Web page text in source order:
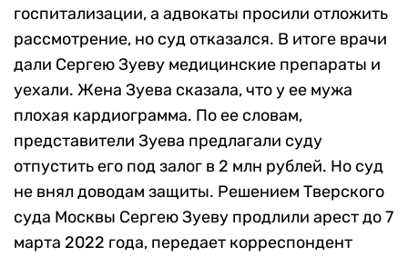
госпитализации, а адвокаты просили отложить
рассмотрение, но суд отказался. В итоге врачи
дали Сергею Зуеву медицинские препараты и
уехали. Жена Зуева сказала, что у ее мужа
плохая кардиограмма. По ее словам,
представители Зуева предлагали суду
отпустить его под залог в 2 млн рублей. Но суд
не внял доводам защиты. Решением Тверского
суда Москвы Сергею Зуеву продлили арест до 7
марта 2022 года, передает корреспондент